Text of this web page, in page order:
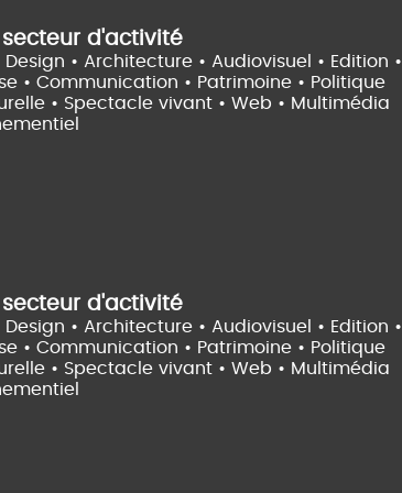
secteur d'activité
Design • Architecture • Audiovisuel • Edition •
• Communication • Patrimoine • Politique
• Spectacle vivant • Web • Multimédia
secteur d'activité
Design • Architecture • Audiovisuel • Edition •
• Communication • Patrimoine • Politique
• Spectacle vivant • Web • Multimédia